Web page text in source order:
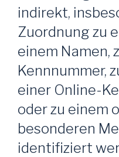
indirekt,
Zuordnung zu
einem Namen,
Kennnummer,
einer Online-
oder zu einem
besonderen
identifiziert